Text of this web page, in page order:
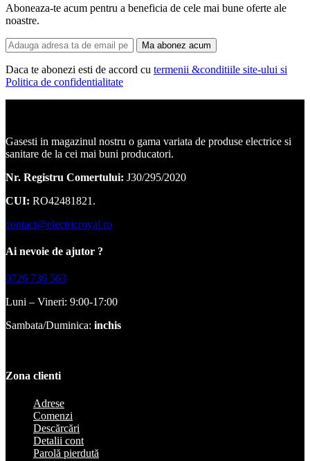
Aboneaza-te acum pentru a beneficia de cele mai bune oferte ale
noastre.
Ma abonez acum
Daca te abonezi esti de accord cu termenii &conditiile site-ului si
Politica de confidentialitate
Gasesti in magazinul nostru o gama variata de produse electrice si
sanitare de la cei mai buni producatori.
Nr. Registru Comertului: J30/295/2020
CUI: RO42481821.
contact@electricroyal.ro
Ai nevoie de ajutor ?
0726 736 563
Luni – Vineri: 9:00-17:00
Sambata/Duminica: inchis
Zona clienti
Adrese
Comenzi
Descărcări
Detalii cont
Parolă pierdută